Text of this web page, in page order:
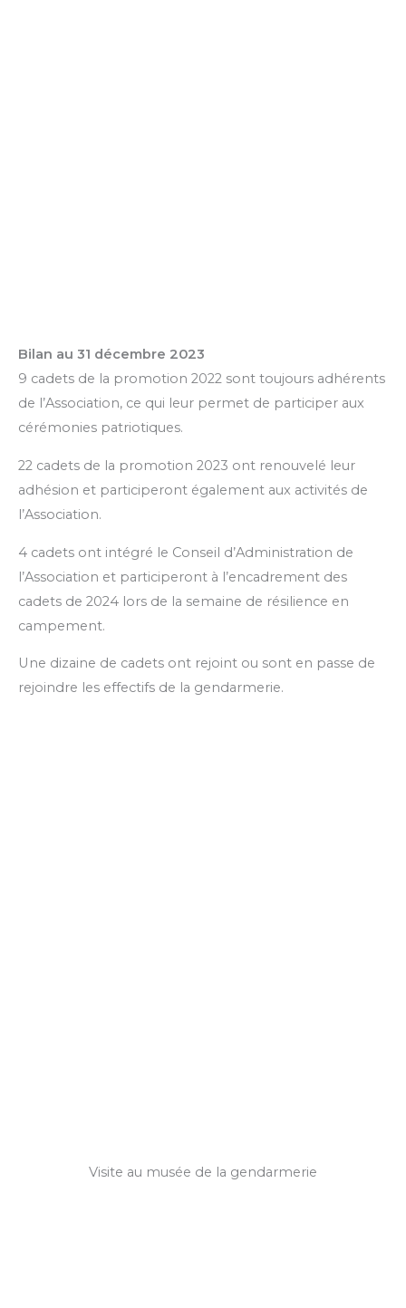
Bilan au 31 décembre 2023
9 cadets de la promotion 2022 sont toujours adhérents
de l’Association, ce qui leur permet de participer aux
cérémonies patriotiques.
22 cadets de la promotion 2023 ont renouvelé leur
adhésion et participeront également aux activités de
l’Association.
4 cadets ont intégré le Conseil d’Administration de
l’Association et participeront à l’encadrement des
cadets de 2024 lors de la semaine de résilience en
campement.
Une dizaine de cadets ont rejoint ou sont en passe de
rejoindre les effectifs de la gendarmerie.
Visite au musée de la gendarmerie